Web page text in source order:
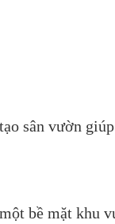
sân vườn
bề mặt khu